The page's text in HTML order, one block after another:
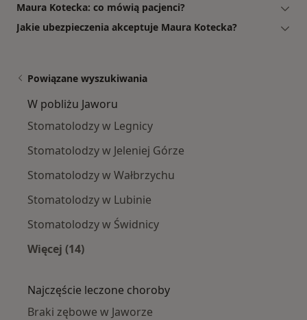
Maura Kotecka: co mówią pacjenci?
Jakie ubezpieczenia akceptuje Maura Kotecka?
Powiązane wyszukiwania
W pobliżu Jaworu
Stomatolodzy w Legnicy
Stomatolodzy w Jeleniej Górze
Stomatolodzy w Wałbrzychu
Stomatolodzy w Lubinie
Stomatolodzy w Świdnicy
Więcej (14)
Najczęście leczone choroby
Braki zębowe w Jaworze